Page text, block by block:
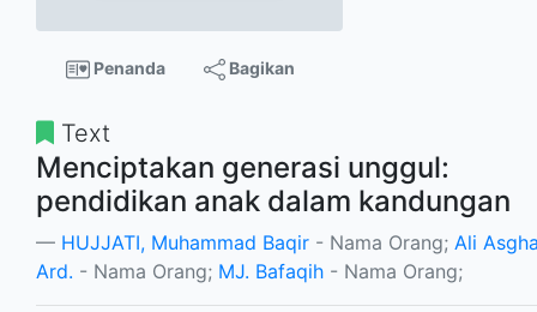
Penanda Bagikan
Text
Menciptakan generasi unggul:
pendidikan anak dalam kandungan
HUJJATI, Muhammad Baqir - Nama Orang; Ali
Ard. - Nama Orang; MJ. Bafaqih - Nama Orang;